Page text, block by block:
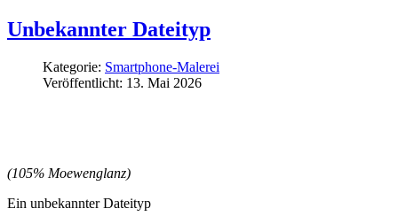
Unbekannter Dateityp
Kategorie: Smartphone-Malerei
Veröffentlicht: 13. Mai 2026
(105% Moewenglanz)
Ein unbekannter Dateityp